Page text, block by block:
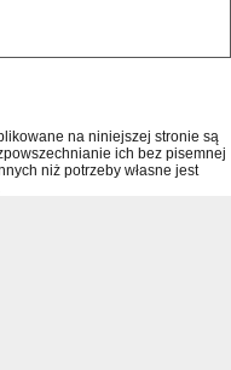
na niniejszej stronie są
ich bez pisemnej
niż potrzeby własne jest